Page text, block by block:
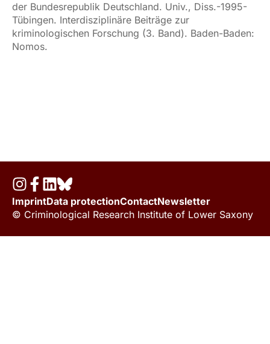
der Bundesrepublik Deutschland. Univ., Diss.-1995-
Tübingen. Interdisziplinäre Beiträge zur
kriminologischen Forschung (3. Band). Baden-Baden:
Nomos.
ImprintData protectionContactNewsletter
© Criminological Research Institute of Lower Saxony